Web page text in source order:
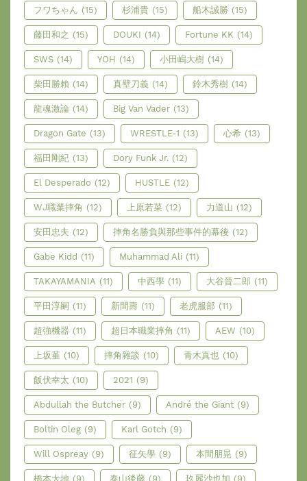
フワちゃん (15) 杉浦貴 (15) 船木誠勝 (15)
藤田和之 (15) DOUKI (14) Fortune KK (14)
SWS (14) YOH (14) 小田嶋大樹 (14)
柴田勝賴 (14) 真壁刀義 (14) 鈴木秀樹 (14)
龍魂激論 (14) Big Van Vader (13)
Dragon Gate (13) WRESTLE-1 (13) 心希 (13)
福田剛紀 (13) Dory Funk Jr. (12)
El Desperado (12) HUSTLE (12)
WJ職業摔角 (12) 上原若菜 (12) 力道山 (12)
安田忠夫 (12) 摔角名勝負與那些事件的幕後 (12)
Gabe Kidd (11) Muhammad Ali (11)
TAKAYAMANIA (11) 中西學 (11) 大谷晉二郎 (11)
平田淳嗣 (11) 新間壽 (11) 老虎服部 (11)
超強機器 (11) 超日本職業摔角 (11) AEW (10)
上坂堇 (10) 摔角雜談 (10) 青木真也 (10)
飯伏幸太 (10) 2021 (9)
Abdullah the Butcher (9) André the Giant (9)
Boltin Oleg (9) Karl Gotch (9)
Will Ospreay (9) 征矢學 (9) 本間朋晃 (9)
橋本大地 (9) 泰山後藤 (9) 玖麗沙也加 (9)